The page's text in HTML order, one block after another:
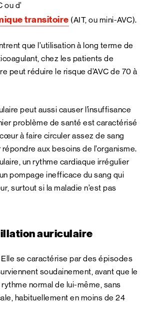
ou d’
transitoire (AIT, ou mini-AVC).
que l’utilisation à long terme de
chez les patients de
peut réduire le risque d’AVC de 70 à
peut aussi causer l’insuffisance
problème de santé est caractérisé
à faire circuler assez de sang
aux besoins de l’organisme.
un rythme cardiaque irrégulier
pompage inefficace du sang qui
surtout si la maladie n’est pas
auriculaire
Elle se caractérise par des épisodes
soudainement, avant que le
normal de lui-même, sans
habituellement en moins de 24